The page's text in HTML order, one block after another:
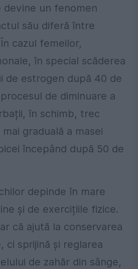
devine un fenomen
său diferă între
cazul femeilor,
în special scăderea
de estrogen după 40 de
de diminuare a
în schimb, trec
graduală a masei
începând după 50 de
depinde în mare
și de exercițiile fizice.
că ajută la conservarea
ci sprijină și reglarea
de zahăr din sânge,